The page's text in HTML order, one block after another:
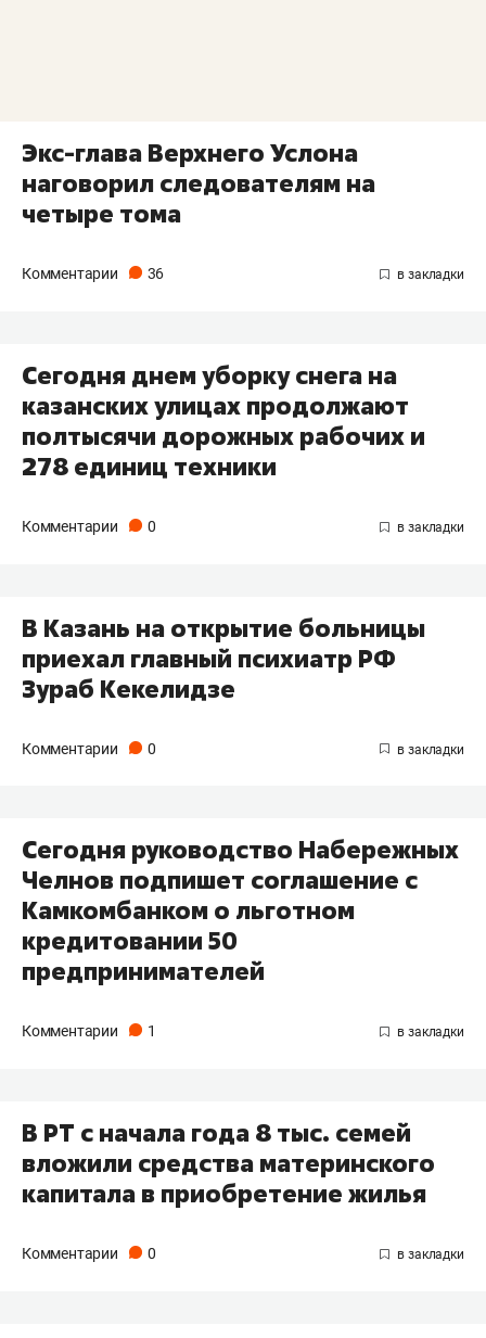
Экс-глава Верхнего Услона
наговорил следователям на
четыре тома
Комментарии 36
Сегодня днем уборку снега на
казанских улицах продолжают
полтысячи дорожных рабочих и
278 единиц техники
Комментарии 0
В Казань на открытие больницы
приехал главный психиатр РФ
Зураб Кекелидзе
Комментарии 0
Сегодня руководство Набережных
Челнов подпишет соглашение с
Камкомбанком о льготном
кредитовании 50
предпринимателей
Комментарии 1
В РТ с начала года 8 тыс. семей
вложили средства материнского
капитала в приобретение жилья
Комментарии 0